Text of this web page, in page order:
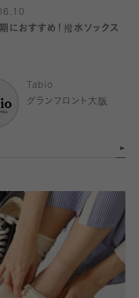
におすすめ！撥水ソックス
Tabio
グランフロント大阪